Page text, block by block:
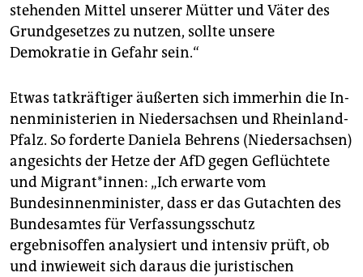
stehenden Mittel unserer Mütter und Väter des
Grundgesetzes zu nutzen, sollte unsere
Demokratie in Gefahr sein.“
Etwas tatkräftiger äußerten sich immerhin die In­
nen­mi­nis­te­rien in Niedersachsen und Rheinland-
Pfalz. So forderte Daniela Behrens (Niedersachsen)
angesichts der Hetze der AfD gegen Geflüchtete
und Mi­gran­t*in­nen: „Ich erwarte vom
Bundesinnenminister, dass er das Gutachten des
Bundesamtes für Verfassungsschutz
ergebnisoffen analysiert und intensiv prüft, ob
und inwieweit sich daraus die juristischen